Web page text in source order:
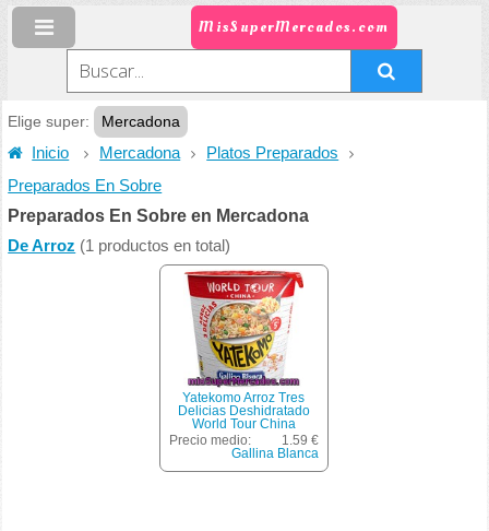
MisSuperMercados.com
Elige super:
Mercadona
Inicio
Mercadona
Platos Preparados
Preparados En Sobre
Preparados En Sobre en Mercadona
De Arroz (1 productos en total)
Yatekomo Arroz Tres
Delicias Deshidratado
World Tour China
***novedad***, Gallina
Blanca, Bote 95 G
Precio medio:
1.59 €
Gallina Blanca